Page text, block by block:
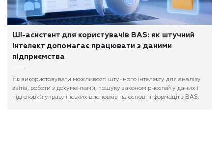
ШІ-асистент для користувачів BAS: як штучний
інтелект допомагає працювати з даними
підприємства
Як використовувати можливості штучного інтелекту для аналізу
звітів, роботи з документами, пошуку закономірностей у даних і
підготовки управлінських висновків на основі інформації з BAS.